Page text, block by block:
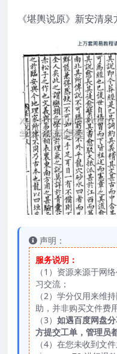
《堪輿说原》新安清
声明：
服务说明：
（1）资源来源于网
习交流；
（2）学分仅用来维
助，并非购买文件费
（3） 如遇百度网盘
方提交工单，管理员
（4）在您未收到文